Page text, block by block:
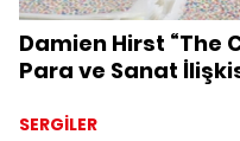
Damien Hirst “The
Para ve Sanat
SERGİLER